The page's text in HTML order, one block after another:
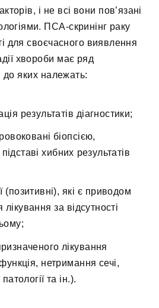
і не всі вони пов’язані
ПСА-скринінг раку
для своєчасного виявлення
хвороби має ряд
до яких належать:
результатів діагностики;
біопсією,
хибних результатів
(позитивні), які є приводом
за відсутності
лікування
нетримання сечі,
та ін.).